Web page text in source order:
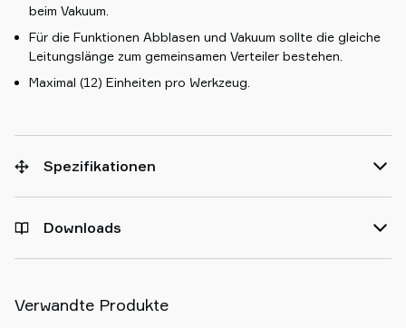
beim Vakuum.
Für die Funktionen Abblasen und Vakuum sollte die gleiche
Leitungslänge zum gemeinsamen Verteiler bestehen.
Maximal (12) Einheiten pro Werkzeug.
Spezifikationen
Downloads
Verwandte Produkte